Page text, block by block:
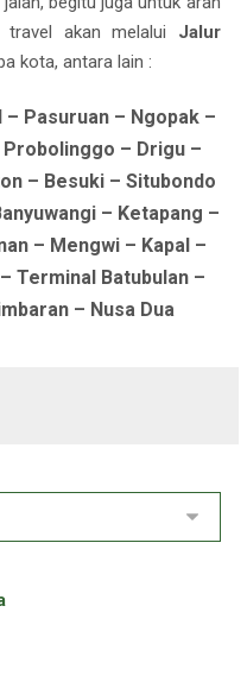
travel akan melalui Jalur
kota, antara lain :
Pasuruan – Ngopak –
– Drigu –
– Besuki – Situbondo
– Ketapang –
– Mengwi – Kapal –
Terminal Batubulan –
– Nusa Dua